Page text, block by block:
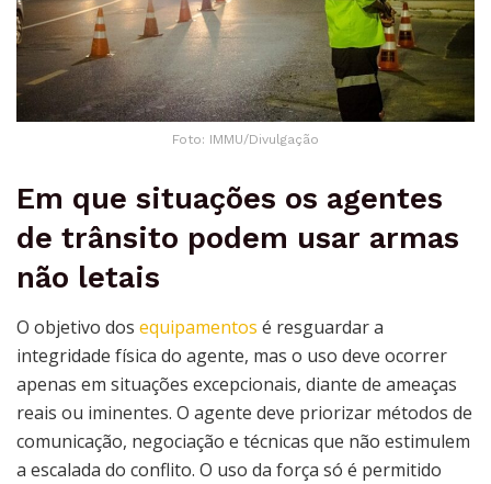
Foto: IMMU/Divulgação
Em que situações os agentes
de trânsito podem usar armas
não letais
O objetivo dos equipamentos é resguardar a
integridade física do agente, mas o uso deve ocorrer
apenas em situações excepcionais, diante de ameaças
reais ou iminentes. O agente deve priorizar métodos de
comunicação, negociação e técnicas que não estimulem
a escalada do conflito. O uso da força só é permitido